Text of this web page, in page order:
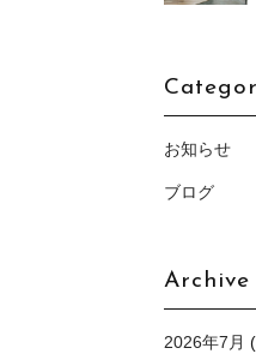
お知らせ
ブログ
Archive
2026年7月